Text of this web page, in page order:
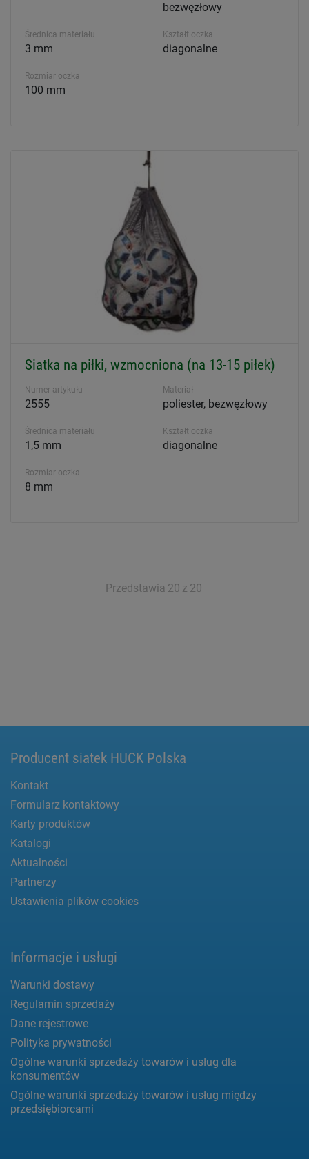
bezwęzłowy
Średnica materiału
3 mm
Kształt oczka
diagonalne
Rozmiar oczka
100 mm
Siatka na piłki, wzmocniona (na 13-15 piłek)
Numer artykułu
2555
Materiał
poliester, bezwęzłowy
Średnica materiału
1,5 mm
Kształt oczka
diagonalne
Rozmiar oczka
8 mm
Przedstawia 20 z 20
Producent siatek HUCK Polska
Kontakt
Formularz kontaktowy
Karty produktów
Katalogi
Aktualności
Partnerzy
Ustawienia plików cookies
Informacje i usługi
Warunki dostawy
Regulamin sprzedaży
Dane rejestrowe
Polityka prywatności
Ogólne warunki sprzedaży towarów i usług dla
konsumentów
Ogólne warunki sprzedaży towarów i usług między
przedsiębiorcami